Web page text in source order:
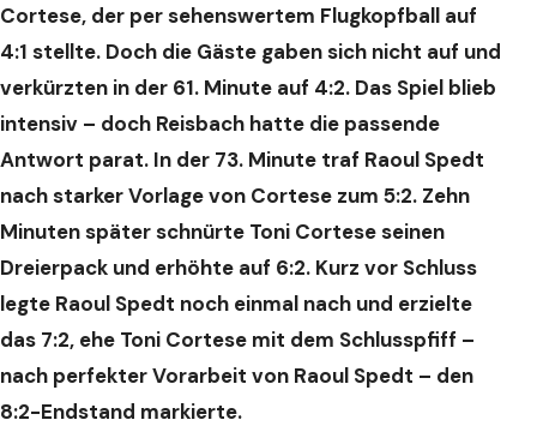
Cortese, der per sehenswertem Flugkopfball auf
4:1 stellte. Doch die Gäste gaben sich nicht auf und
verkürzten in der 61. Minute auf 4:2. Das Spiel blieb
intensiv – doch Reisbach hatte die passende
Antwort parat. In der 73. Minute traf Raoul Spedt
nach starker Vorlage von Cortese zum 5:2. Zehn
Minuten später schnürte Toni Cortese seinen
Dreierpack und erhöhte auf 6:2. Kurz vor Schluss
legte Raoul Spedt noch einmal nach und erzielte
das 7:2, ehe Toni Cortese mit dem Schlusspfiff –
nach perfekter Vorarbeit von Raoul Spedt – den
8:2-Endstand markierte.